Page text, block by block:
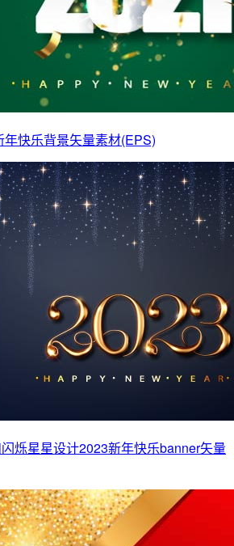
快乐背景矢量素材(EPS)
烁星星设计2023新年快乐banner矢量